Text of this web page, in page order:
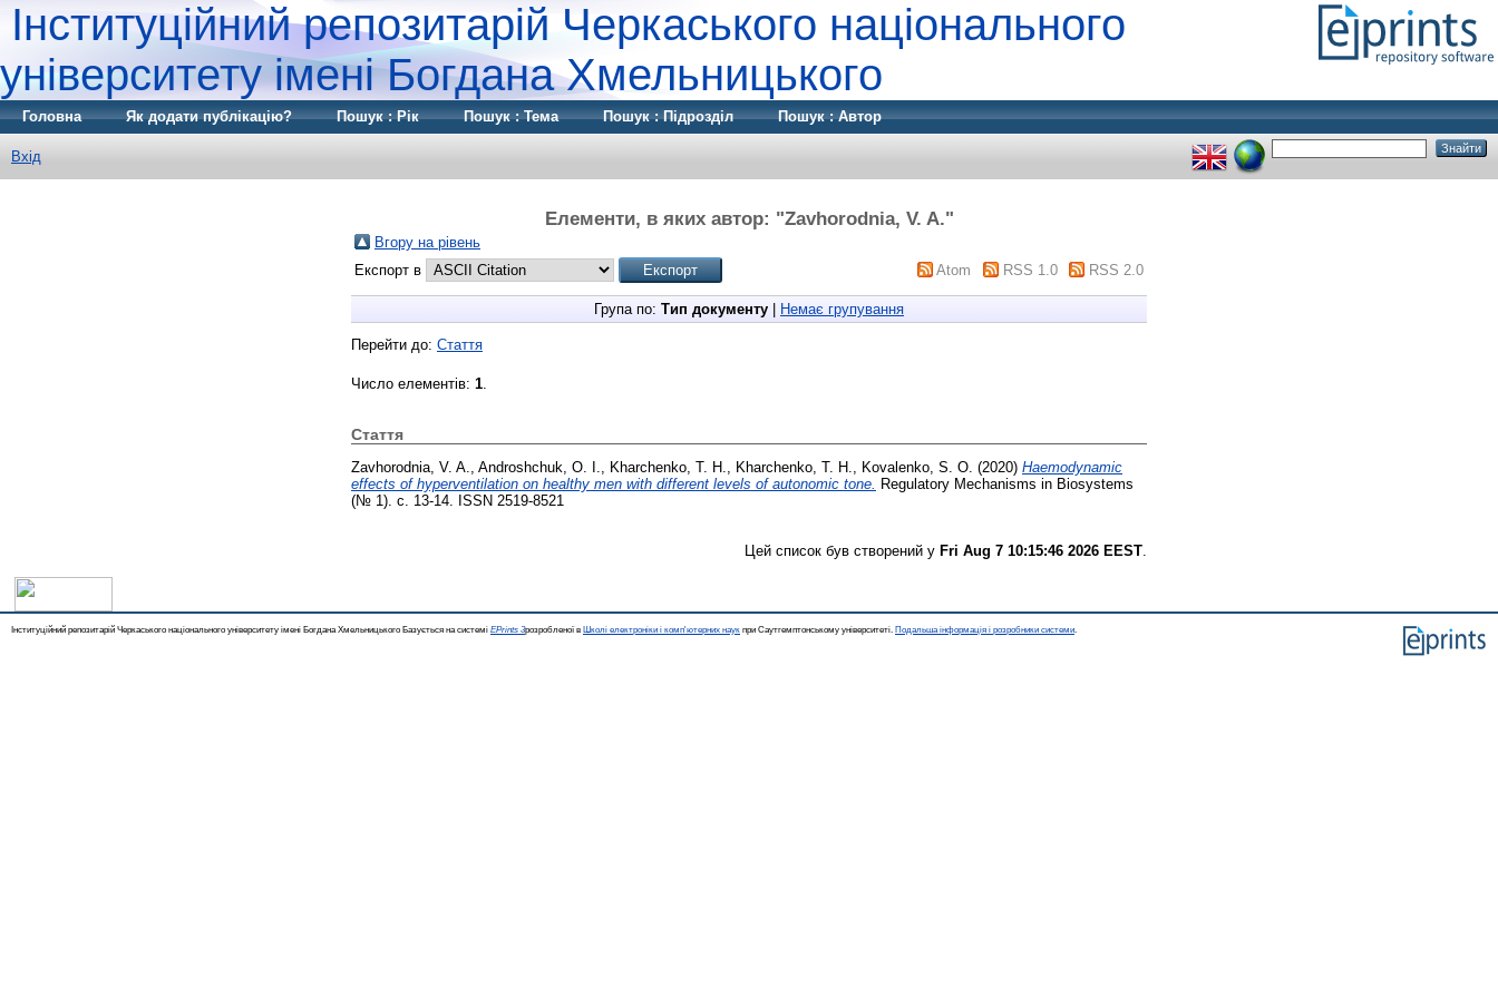
Інституційний репозитарій Черкаського національного
університету імені Богдана Хмельницького
Головна Як додати публікацію? Пошук : Рік Пошук : Тема Пошук : Підрозділ Пошук : Автор
Вхід
Елементи, в яких автор: "Zavhorodnia, V. A."
Вгору на рівень
Експорт в
Atom RSS 1.0 RSS 2.0
Група по: Тип документу Немає групування
Перейти до: Стаття
Число елементів: 1
Стаття
Zavhorodnia, V. A. Androshchuk, O. I. Kharchenko, T. H. Kharchenko, T. H. Kovalenko, S. O. (2020) Haemodynamic
effects of hyperventilation on healthy men with different levels of autonomic tone. Regulatory Mechanisms in Biosystems
(№ 1). с. 13-14. ISSN 2519-8521
Цей список був створений у Fri Aug 7 10:15:46 2026 EEST
Інституційний репозитарій Черкаського національного університету імені Богдана Хмельницького Базується на системі EPrints 3розробленої в Школі електроніки і комп'ютерних наук при Саутгемптонському університеті. Подальша інформація і розробники системи